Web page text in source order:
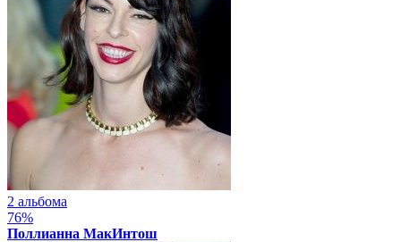
2 альбома
76%
Поллианна МакИнтош